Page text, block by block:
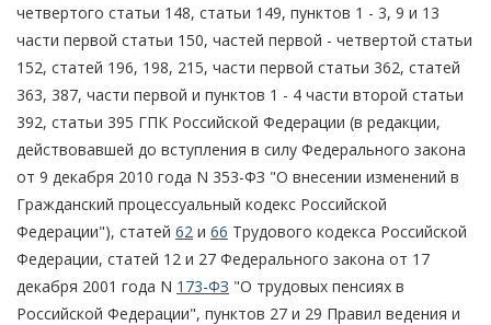
четвертого статьи 148, статьи 149, пунктов 1 - 3, 9 и 13
части первой статьи 150, частей первой - четвертой статьи
152, статей 196, 198, 215, части первой статьи 362, статей
363, 387, части первой и пунктов 1 - 4 части второй статьи
392, статьи 395 ГПК Российской Федерации (в редакции,
действовавшей до вступления в силу Федерального закона
от 9 декабря 2010 года N 353-ФЗ "О внесении изменений в
Гражданский процессуальный кодекс Российской
Федерации"), статей 62 и 66 Трудового кодекса Российской
Федерации, статей 12 и 27 Федерального закона от 17
декабря 2001 года N 173-ФЗ "О трудовых пенсиях в
Российской Федерации", пунктов 27 и 29 Правил ведения и